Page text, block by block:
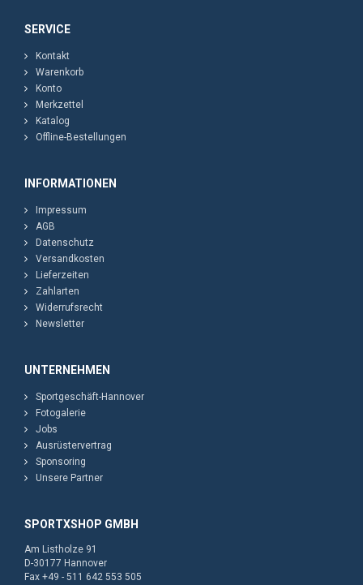
SERVICE
Kontakt
Warenkorb
Konto
Merkzettel
Katalog
Offline-Bestellungen
INFORMATIONEN
Impressum
AGB
Datenschutz
Versandkosten
Lieferzeiten
Zahlarten
Widerrufsrecht
Newsletter
UNTERNEHMEN
Sportgeschäft-Hannover
Fotogalerie
Jobs
Ausrüstervertrag
Sponsoring
Unsere Partner
SPORTXSHOP GMBH
Am Listholze 91
D-30177 Hannover
Fax +49 - 511 642 553 505